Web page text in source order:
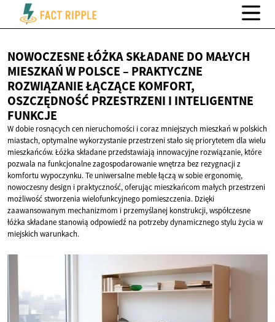
NOWOCZESNE ŁÓŻKA SKŁADANE DO MAŁYCH
MIESZKAŃ W POLSCE – PRAKTYCZNE
ROZWIĄZANIE ŁĄCZĄCE KOMFORT,
OSZCZĘDNOŚĆ PRZESTRZENI I INTELIGENTNE
FUNKCJE
W dobie rosnących cen nieruchomości i coraz mniejszych mieszkań w polskich
miastach, optymalne wykorzystanie przestrzeni stało się priorytetem dla wielu
mieszkańców. Łóżka składane przedstawiają innowacyjne rozwiązanie, które
pozwala na funkcjonalne zagospodarowanie wnętrza bez rezygnacji z
komfortu wypoczynku. Te uniwersalne meble łączą w sobie ergonomię,
nowoczesny design i praktyczność, oferując mieszkańcom małych przestrzeni
możliwość stworzenia wielofunkcyjnego pomieszczenia. Dzięki
zaawansowanym mechanizmom i przemyślanej konstrukcji, współczesne
łóżka składane stanowią odpowiedź na potrzeby dynamicznego stylu życia w
miejskich warunkach.